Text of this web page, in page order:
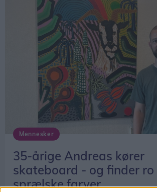
Mennesker
35-årige Andreas kører
skateboard - og finder ro
sprælske farver